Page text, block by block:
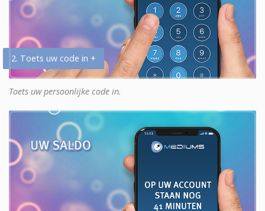
2. Toets uw code in +
Toets uw persoonlijke code in.